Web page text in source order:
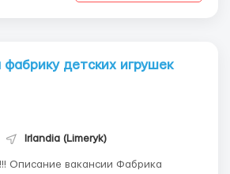
детских игрушек
Irlandia (Limeryk)